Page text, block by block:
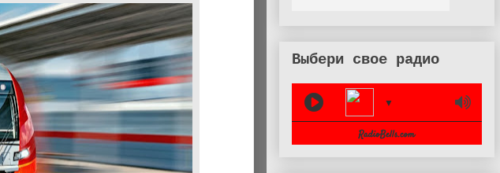
Выбери свое радио
▼